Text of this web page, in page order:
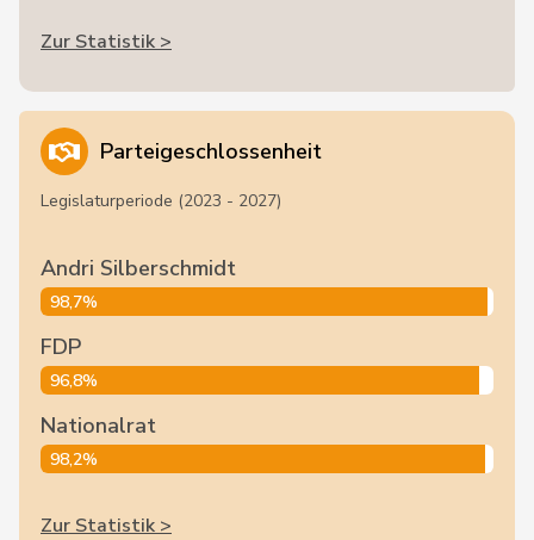
Zur Statistik >
Parteigeschlossenheit
Legislaturperiode (2023 - 2027)
Andri Silberschmidt
98,7%
FDP
96,8%
Nationalrat
98,2%
Zur Statistik >